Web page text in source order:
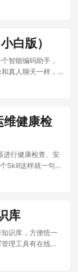
...
白版）
智能编码助手，
真人聊天一样，
个函数"、“修复
健康检
进行健康检查、安
Skill这样就一句话
Code AI辅
块（基础健康检
双格式输出
，具有良好的可
库
识库，方便统一
理工具有在线
、Notion、